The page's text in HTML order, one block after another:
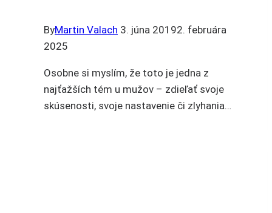
ByMartin Valach 3. júna 20192. februára
2025
Osobne si myslím, že toto je jedna z
najťažších tém u mužov – zdieľať svoje
skúsenosti, svoje nastavenie či zlyhania…